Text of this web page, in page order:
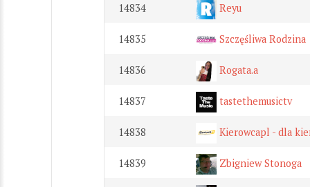
14834 Reyu
14835 Szczęśliwa Rodzina
14836 Rogata.a
14837 tastethemusictv
14838 Kierowcapl - dla
14839 Zbigniew Stonoga